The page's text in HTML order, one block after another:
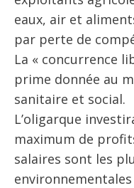
eaux, air et
par perte de
La « concurrence
prime donnée au
sanitaire et social.
L’oligarque
maximum de
salaires sont les